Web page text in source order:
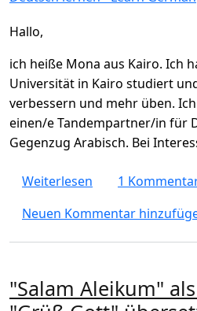
Hallo,
ich heiße Mona aus Kairo. Ich
Universität in Kairo studiert
verbessern und mehr üben.
einen/e Tandempartner/in für
Gegenzug Arabisch. Bei
Weiterlesen über
1
Neuen Kommentar
"Salam Aleikum"